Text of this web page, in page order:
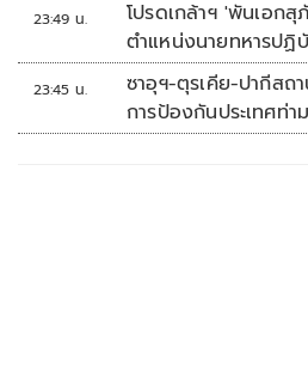
23:49 น.
โปรดเกล้าฯ 'พันเอก
ตำแหน่งนายทหารปฏิ
'พลตรี'
23:45 น.
ซาอุฯ-ตุรเคีย-ปากีสถ
การป้องกันประเทศท่